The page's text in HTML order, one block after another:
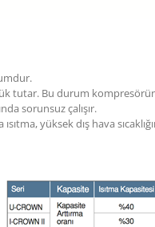
tutar. Bu durum
sorunsuz çalışır.
yüksek dış hava